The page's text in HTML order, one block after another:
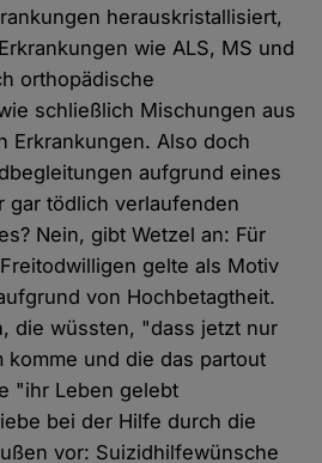
herauskristallisiert,
wie ALS, MS und
orthopädische
schließlich Mischungen aus
Erkrankungen. Also doch
aufgrund eines
gar tödlich verlaufenden
Nein, gibt Wetzel an: Für
gelte als Motiv
von Hochbetagtheit.
die wüssten, "dass jetzt nur
komme und die das partout
"ihr Leben gelebt
bei der Hilfe durch die
vor: Suizidhilfewünsche